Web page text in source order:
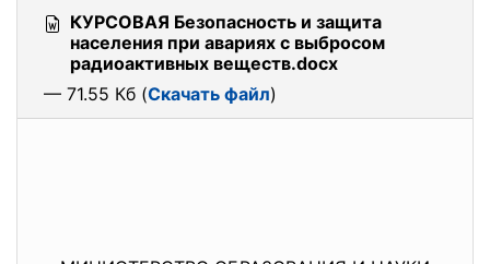
КУРСОВАЯ Безопасность и защита
населения при авариях с выбросом
радиоактивных веществ.docx
— 71.55 Кб (Скачать файл)